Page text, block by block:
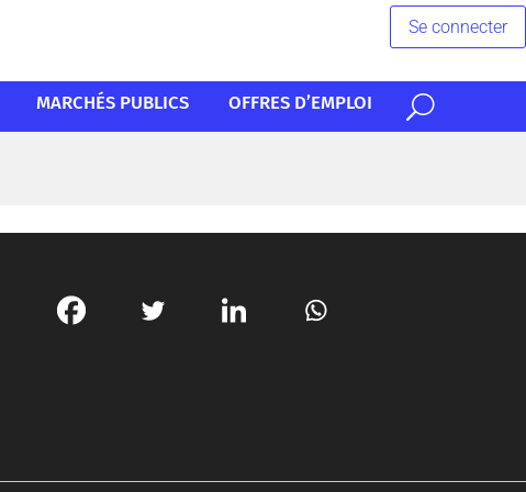
Se connecter
MARCHÉS PUBLICS OFFRES D’EMPLOI